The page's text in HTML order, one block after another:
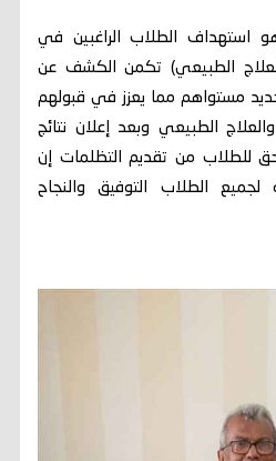
استهداف الطلاب الراغبين في
الطبيعي) تكمن الكشف عن
مستواهم مما يعزز في قبولهم
الطبيعي وبعد إعلان نتائج
للطلاب من تقديم التظلمات إن
الطلاب التوفيق والنجاح